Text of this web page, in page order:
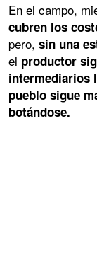
En el campo,
cubren los
pero, sin una
el productor
intermediarios
pueblo sigue
botándose.